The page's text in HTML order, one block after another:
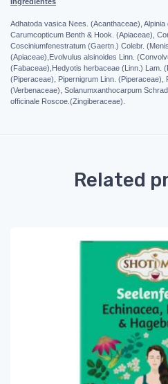
Adhatoda vasica Nees. (Acanthaceae), Alpinia
Carumcopticum Benth & Hook. (Apiaceae),
Cosciniumfenestratum (Gaertn.) Colebr.
(Apiaceae),Evolvulus alsinoides Linn.
(Fabaceae),Hedyotis herbaceae (Linn.) Lam.
(Piperaceae), Pipernigrum Linn. (Piperaceae),
(Verbenaceae), Solanumxanthocarpum
officinale Roscoe.(Zingiberaceae).
Related